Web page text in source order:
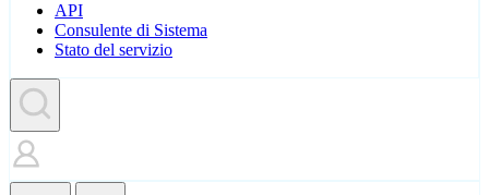
API
Consulente di Sistema
Stato del servizio